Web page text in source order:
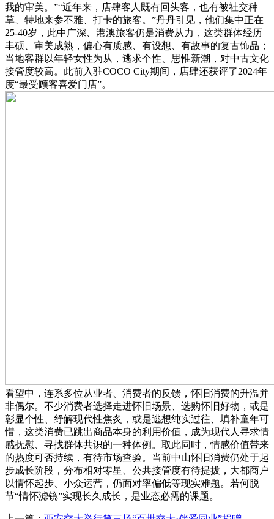
我的审美。”“近年来，店肆客人既有回头客，也有被社交种
草、特地来参不雅、打卡的旅客。”丹丹引见，他们集中正在
25-40岁，此中广深、港澳旅客仍是消费从力，这类群体经历
丰硕、审美成熟，偏心有质感、有设想、有故事的复古饰品；
当地客群以年轻女性为从，逃求个性、思惟新潮，对中古文化
接管度较高。此前入驻COCO City期间，店肆还获评了2024年
度“最受顾客喜爱门店”。
看望中，连系多位从业者、消费者的反馈，怀旧消费的升温并
非偶尔。不少消费者选择走进怀旧场景、选购怀旧好物，或是
彰显个性、纾解现代性焦炙，或是逃想纯实过往、填补童年可
惜，这类消费已跳出商品本身的利用价值，成为现代人寻求情
感抚慰、寻找群体共识的一种体例。取此同时，情感价值带来
的热度可否持续，有待市场查验。当前中山怀旧消费仍处于起
步成长阶段，分布相对零星、公共接管度有待提拔，大都商户
以情怀起步、小众运营，仍面对率偏低等现实难题。若何脱
节“情怀滤镜”实现长久成长，是业态必需的课题。